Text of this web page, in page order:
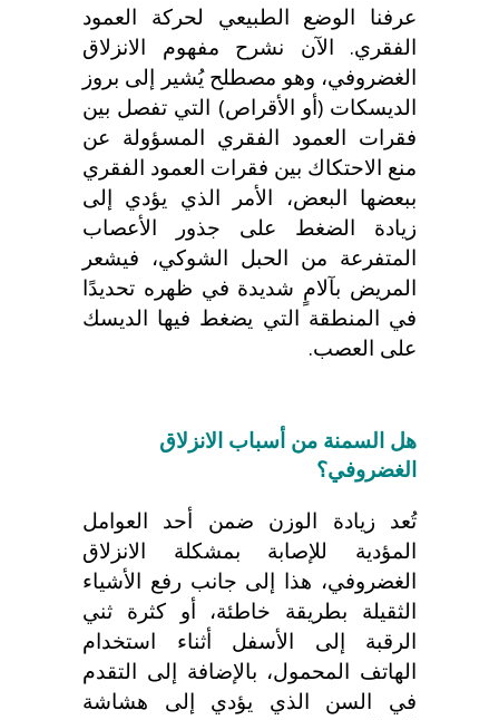
عرفنا الوضع الطبيعي لحركة العمود
الفقري. الآن نشرح مفهوم الانزلاق
الغضروفي، وهو مصطلح يُشير إلى بروز
الديسكات (أو الأقراص) التي تفصل بين
فقرات العمود الفقري المسؤولة عن
منع الاحتكاك بين فقرات العمود الفقري
ببعضها البعض، الأمر الذي يؤدي إلى
زيادة الضغط على جذور الأعصاب
المتفرعة من الحبل الشوكي، فيشعر
المريض بآلامٍ شديدة في ظهره تحديدًا
في المنطقة التي يضغط فيها الديسك
على العصب.
هل السمنة من أسباب الانزلاق
الغضروفي؟
تُعد زيادة الوزن ضمن أحد العوامل
المؤدية للإصابة بمشكلة الانزلاق
الغضروفي، هذا إلى جانب رفع الأشياء
الثقيلة بطريقة خاطئة، أو كثرة ثني
الرقبة إلى الأسفل أثناء استخدام
الهاتف المحمول، بالإضافة إلى التقدم
في السن الذي يؤدي إلى هشاشة